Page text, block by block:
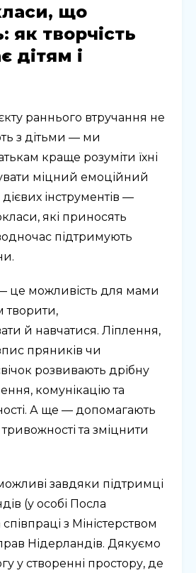
що
як творчість
дітям і
раннього втручання не
з дітьми — ми
краще розуміти їхні
міцний емоційний
інструментів —
які приносять
підтримують
це можливість для мами
творити,
й навчатися. Ліплення,
пряників чи
розвивають дрібну
комунікацію та
А ще — допомагають
та зміцнити
можливі завдяки підтримці
(у особі Посла
з Міністерством
Нідерландів. Дякуємо
у створенні простору, де